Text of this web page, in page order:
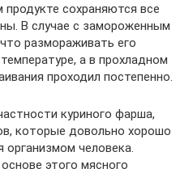
сохраняются все
В случае с замороженным
размораживать его
а в прохладном
проходил постепенно.
куриного фарша,
которые довольно хорошо
организмом человека.
этого мясного